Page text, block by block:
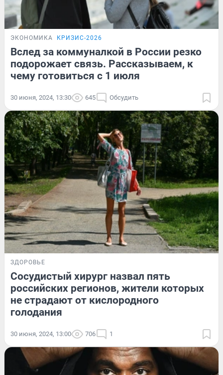
ЭКОНОМИКА КРИЗИС-2026
Вслед за коммуналкой в России резко
подорожает связь. Рассказываем, к
чему готовиться с 1 июля
30 июня, 2024, 13:30 645 Обсудить
ЗДОРОВЬЕ
Сосудистый хирург назвал пять
российских регионов, жители которых
не страдают от кислородного
голодания
30 июня, 2024, 13:00 706 1